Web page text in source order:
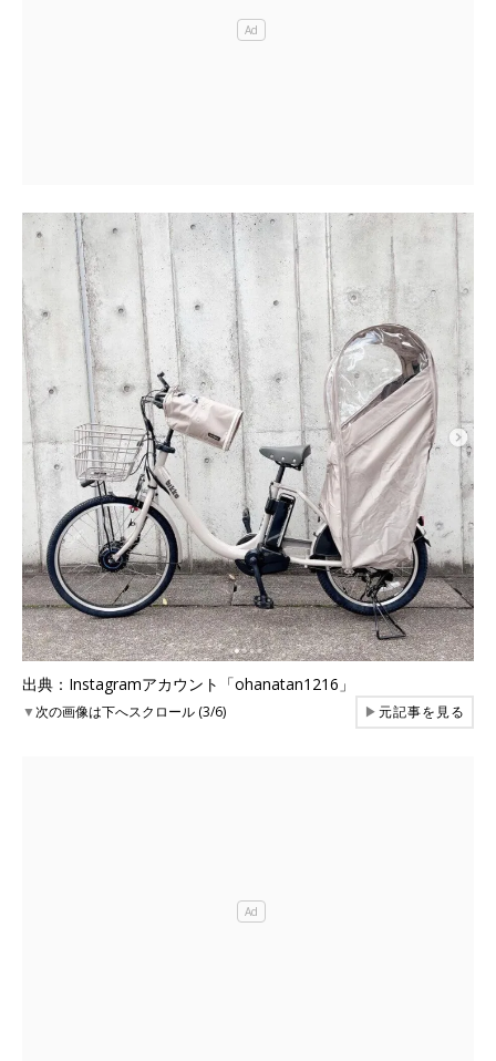
出典：Instagramアカウント「ohanatan1216」
▼次の画像は下へスクロール (3/6) ▶元記事を見る